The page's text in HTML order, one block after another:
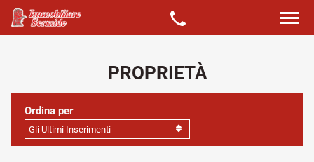
PROPRIETÀ
Ordina per
Gli Ultimi Inserimenti